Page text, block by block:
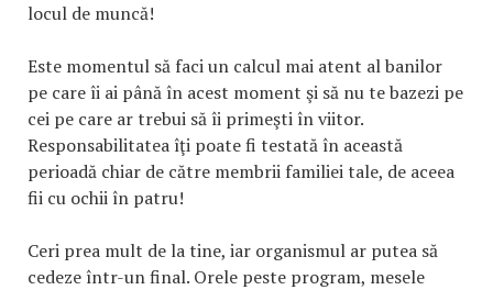
locul de muncă!
Este momentul să faci un calcul mai atent al banilor
pe care îi ai până în acest moment şi să nu te bazezi pe
cei pe care ar trebui să îi primeşti în viitor.
Responsabilitatea îţi poate fi testată în această
perioadă chiar de către membrii familiei tale, de aceea
fii cu ochii în patru!
Ceri prea mult de la tine, iar organismul ar putea să
cedeze într-un final. Orele peste program, mesele